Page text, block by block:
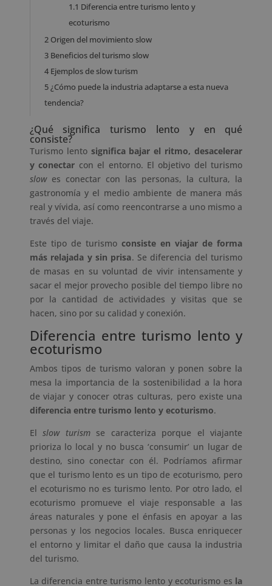
1.1 Diferencia entre turismo lento y
ecoturismo
2Origen del movimiento slow
3Beneficios del turismo slow
4Ejemplos de slow turism
5¿Cómo puede la industria adaptarse a esta nueva
tendencia?
¿Qué significa turismo lento y en qué
consiste?
Turismo lento significa bajar el ritmo, desacelerar
y conectar con el entorno. El objetivo del turismo
slowes conectar con las personas, la cultura, la
gastronomía y el medio ambiente de manera más
real y vívida, así como reencontrarse a uno mismo a
través del viaje.
Este tipo de turismo consiste en viajar de forma
más relajada y sin prisa. Se diferencia del turismo
de masas en su voluntad de vivir intensamente y
sacar el mejor provecho posible del tiempo libre no
por la cantidad de actividades y visitas que se
hacen, sino por su calidad y conexión.
Diferencia entre turismo lento y
ecoturismo
Ambos tipos de turismo valoran y ponen sobre la
mesa la importancia de la sostenibilidad a la hora
de viajar y conocer otras culturas, pero existe una
diferencia entre turismo lento y ecoturismo.
Elslow turismse caracteriza porque el viajante
prioriza lo local y no busca ‘consumir’ un lugar de
destino, sino conectar con él. Podríamos afirmar
que el turismo lento es un tipo de ecoturismo, pero
el ecoturismo no es turismo lento. Por otro lado, el
ecoturismo promueve el viaje responsable a las
áreas naturales y pone el énfasis en apoyar a las
personas y los negocios locales. Busca enriquecer
el entorno y limitar el daño que causa la industria
del turismo.
La diferencia entre turismo lento y ecoturismo es la